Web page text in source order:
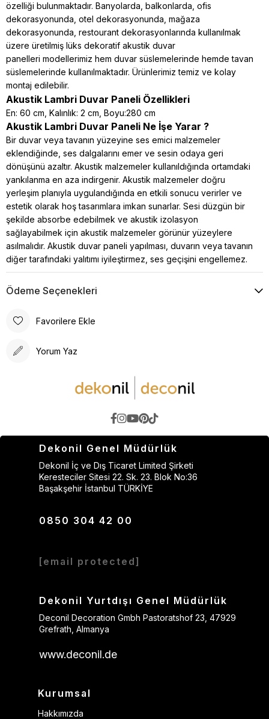
özelliği bulunmaktadır. Banyolarda, balkonlarda, ofis
dekorasyonunda, otel dekorasyonunda, mağaza
dekorasyonunda, restourant dekorasyonlarında kullanılmak
üzere üretilmiş lüks dekoratif akustik duvar
panelleri modellerimiz hem duvar süslemelerinde hemde tavan
süslemelerinde kullanılmaktadır. Ürünlerimiz temiz ve kolay
montaj edilebilir.
Akustik Lambri Duvar Paneli Özellikleri
En: 60 cm, Kalınlık: 2 cm, Boyu:280 cm
Akustik Lambri Duvar Paneli Ne İşe Yarar ?
Bir duvar veya tavanın yüzeyine ses emici malzemeler
eklendiğinde, ses dalgalarını emer ve sesin odaya geri
dönüşünü azaltır. Akustik malzemeler kullanıldığında ortamdaki
yankılanma en aza indirgenir. Akustik malzemeler doğru
yerleşim planıyla uygulandığında en etkili sonucu verirler ve
estetik olarak hoş tasarımlara imkan sunarlar. Sesi düzgün bir
şekilde absorbe edebilmek ve akustik izolasyon
sağlayabilmek için akustik malzemeler görünür yüzeylere
asılmalıdır. Akustik duvar paneli yapılması, duvarın veya tavanın
diğer tarafındaki yalıtımı iyileştirmez, ses geçişini engellemez.
Ödeme Seçenekleri
Favorilere Ekle
Yorum Yaz
Dekonil Genel Müdürlük
Dekonil İç ve Dış Ticaret Limited Şirketi
Keresteciler Sitesi 22. Sk. 23. Blok No:36
Başakşehir İstanbul TÜRKİYE
0850 304 42 00
[email protected]
Dekonil Yurtdışı Genel Müdürlük
Deconil Decoration Gmbh Pastoratshof 23, 47929
Grefrath, Almanya
www.deconil.de
Kurumsal
Hakkımızda